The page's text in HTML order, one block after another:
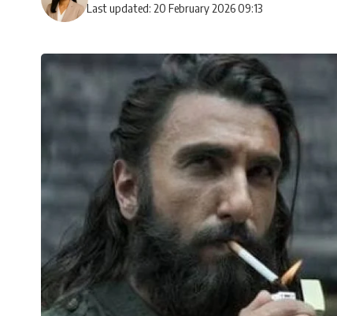
Last updated: 20 February 2026 09:13